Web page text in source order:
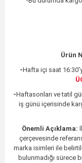
Ürün
-Hafta içi saat
-Haftasonları ve tatil
iş günü içerisinde
Önemli Açıklama:
çerçevesinde
marka isimleri ile
bulunmadığı sürece